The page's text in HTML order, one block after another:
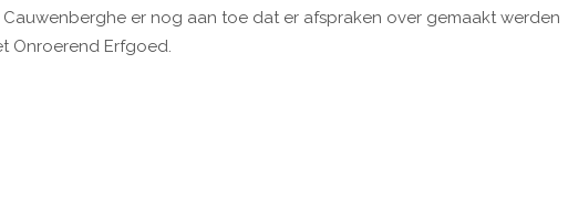
Cauwenberghe er nog aan toe dat er afspraken over gemaakt werden
Onroerend Erfgoed.